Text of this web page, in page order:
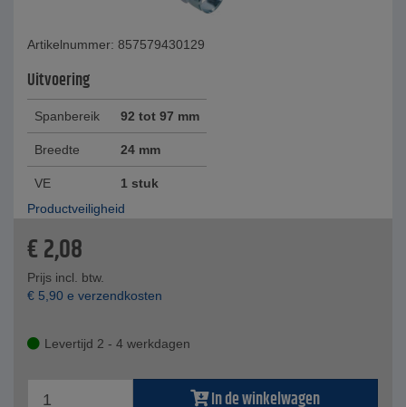
Artikelnummer: 857579430129
Uitvoering
Spanbereik 92 tot 97 mm
Breedte 24 mm
VE
1 stuk
Productveiligheid
€2,08
Prijs incl. btw.
€ 5,90 e verzendkosten
Levertijd 2 - 4 werkdagen
In de winkelwagen